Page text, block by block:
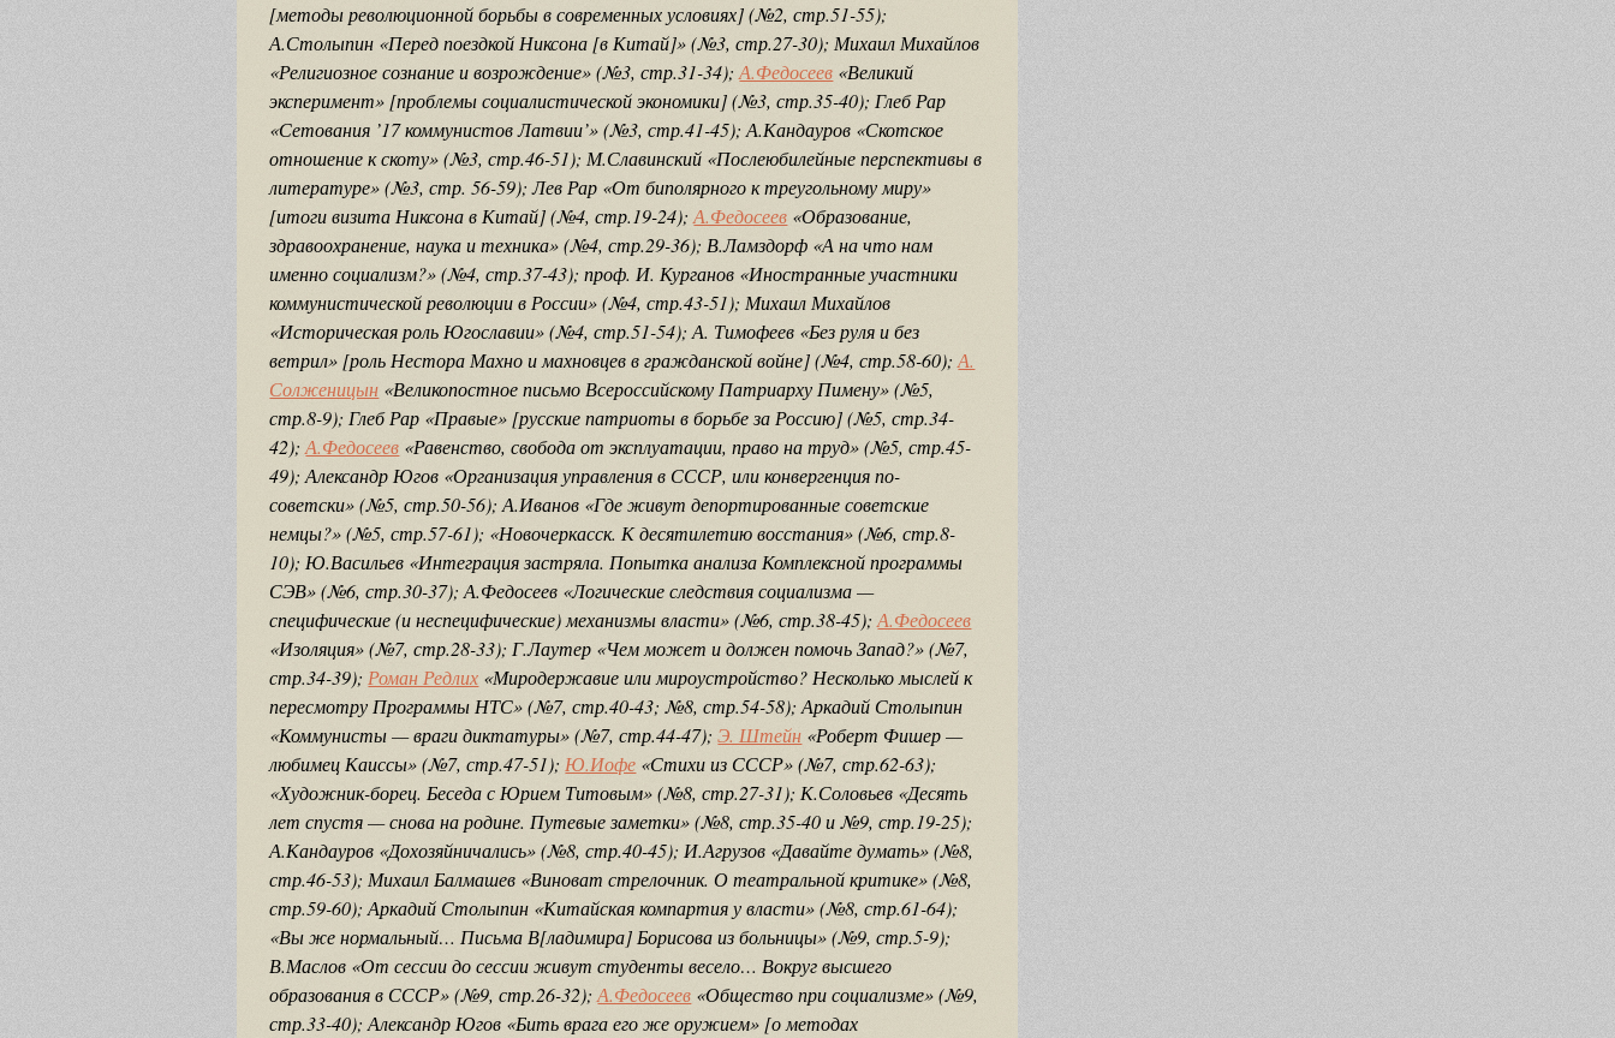
[методы революционной борьбы в современных условиях] (№2, стр.51-55);
А.Столыпин «Перед поездкой Никсона [в Китай]» (№3, стр.27-30); Михаил Михайлов
«Религиозное сознание и возрождение» (№3, стр.31-34);А.Федосеев «Великий
эксперимент» [проблемы социалистической экономики] (№3, стр.35-40); Глеб Рар
«Сетования ’17 коммунистов Латвии’» (№3, стр.41-45); А.Кандауров «Скотское
отношение к скоту» (№3, стр.46-51); М.Славинский «Послеюбилейные перспективы в
литературе» (№3, стр. 56-59); Лев Рар «От биполярного к треугольному миру»
[итоги визита Никсона в Китай] (№4, стр.19-24);А.Федосеев «Образование,
здравоохранение, наука и техника» (№4, стр.29-36); В.Ламздорф «А на что нам
именно социализм?» (№4, стр.37-43); проф. И. Курганов «Иностранные участники
коммунистической революции в России» (№4, стр.43-51); Михаил Михайлов
«Историческая роль Югославии» (№4, стр.51-54); А. Тимофеев «Без руля и без
ветрил» [роль Нестора Махно и махновцев в гражданской войне] (№4, стр.58-60);А.
Солженицын «Великопостное письмо Всероссийскому Патриарху Пимену» (№5,
стр.8-9); Глеб Рар «Правые» [русские патриоты в борьбе за Россию] (№5, стр.34-
42);А.Федосеев «Равенство, свобода от эксплуатации, право на труд» (№5, стр.45-
49); Александр Югов «Организация управления в СССР, или конвергенция по-
советски» (№5, стр.50-56); А.Иванов «Где живут депортированные советские
немцы?» (№5, стр.57-61); «Новочеркасск. К десятилетию восстания» (№6, стр.8-
10); Ю.Васильев «Интеграция застряла. Попытка анализа Комплексной программы
СЭВ» (№6, стр.30-37); А.Федосеев «Логические следствия социализма —
специфические (и неспецифические) механизмы власти» (№6, стр.38-45);А.Федосеев
«Изоляция» (№7, стр.28-33); Г.Лаутер «Чем может и должен помочь Запад?» (№7,
стр.34-39);Роман Редлих «Миродержавие или мироустройство? Несколько мыслей к
пересмотру Программы НТС» (№7, стр.40-43; №8, стр.54-58); Аркадий Столыпин
«Коммунисты — враги диктатуры» (№7, стр.44-47);Э. Штейн «Роберт Фишер —
любимец Каиссы» (№7, стр.47-51);Ю.Иофе «Стихи из СССР» (№7, стр.62-63);
«Художник-борец. Беседа с Юрием Титовым» (№8, стр.27-31); К.Соловьев «Десять
лет спустя — снова на родине. Путевые заметки» (№8, стр.35-40 и №9, стр.19-25);
А.Кандауров «Дохозяйничались» (№8, стр.40-45); И.Агрузов «Давайте думать» (№8,
стр.46-53); Михаил Балмашев «Виноват стрелочник. О театральной критике» (№8,
стр.59-60); Аркадий Столыпин «Китайская компартия у власти» (№8, стр.61-64);
«Вы же нормальный… Письма В[ладимира] Борисова из больницы» (№9, стр.5-9);
В.Маслов «От сессии до сессии живут студенты весело… Вокруг высшего
образования в СССР» (№9, стр.26-32);А.Федосеев «Общество при социализме» (№9,
стр.33-40); Александр Югов «Бить врага его же оружием» [о методах